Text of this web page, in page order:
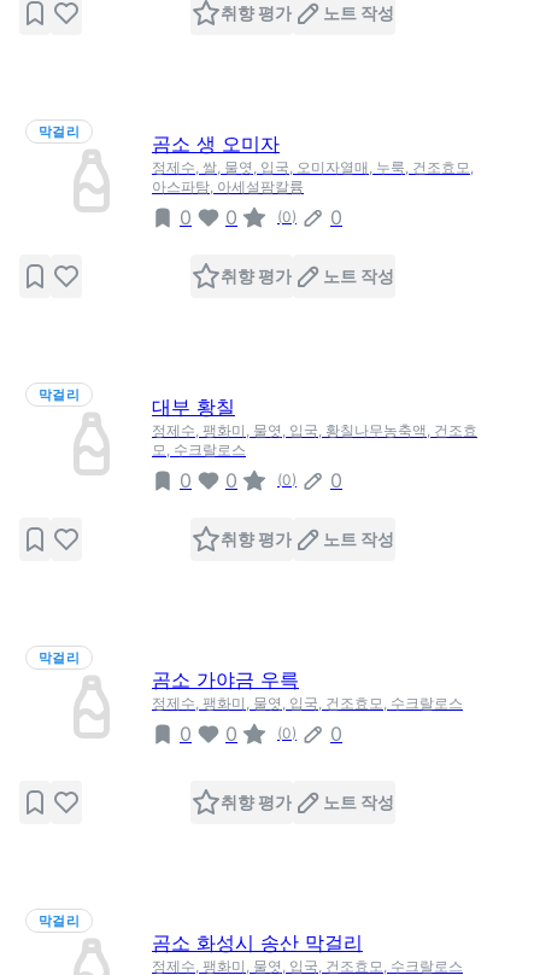
취향 평가 노트 작성
막걸리
곰소 생 오미자
정제수, 쌀, 물엿, 입국, 오미자열매, 누룩, 건조효모,
아스파탐, 아세설팜칼륨
0 0 (0) 0
취향 평가 노트 작성
막걸리
대부 황칠
정제수, 팽화미, 물엿, 입국, 황칠나무농축액, 건조효
모, 수크랄로스
0 0 (0) 0
취향 평가 노트 작성
막걸리
곰소 가야금 우륵
정제수, 팽화미, 물엿, 입국, 건조효모, 수크랄로스
0 0 (0) 0
취향 평가 노트 작성
막걸리
곰소 화성시 송산 막걸리
정제수, 팽화미, 물엿, 입국, 건조효모, 수크랄로스